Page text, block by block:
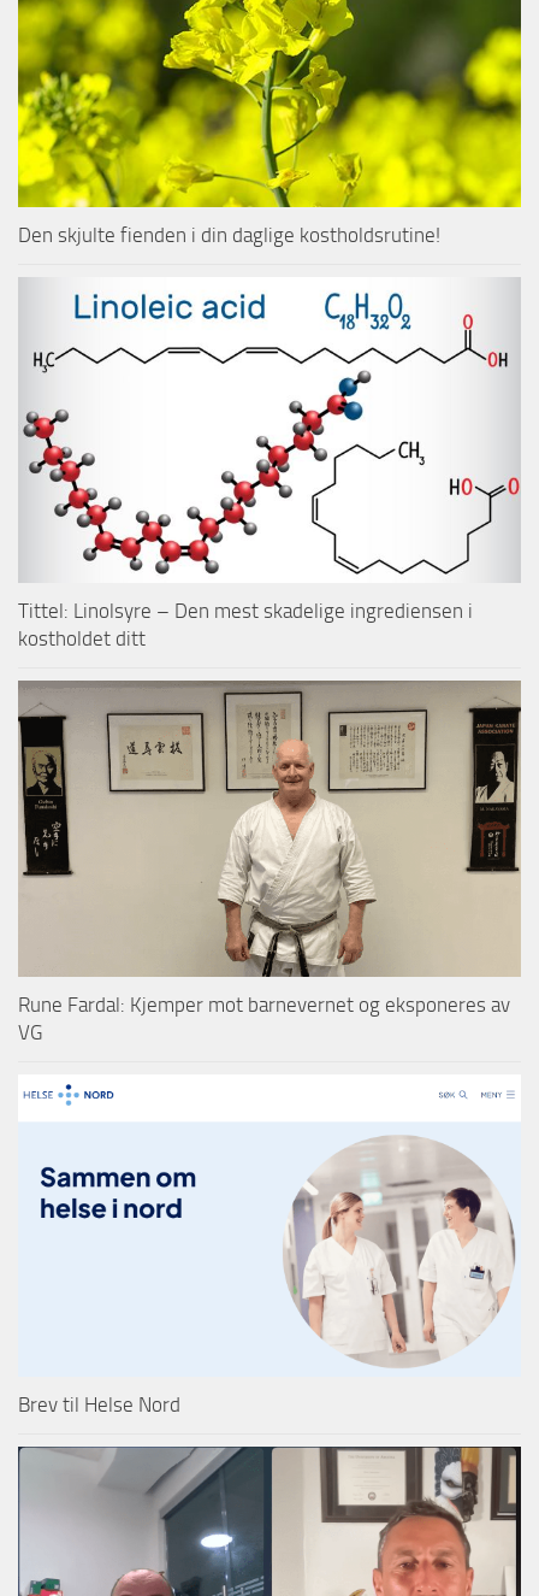
Den skjulte fienden i din daglige kostholdsrutine!
Tittel: Linolsyre – Den mest skadelige ingrediensen i
kostholdet ditt
Rune Fardal: Kjemper mot barnevernet og eksponeres av
VG
Brev til Helse Nord